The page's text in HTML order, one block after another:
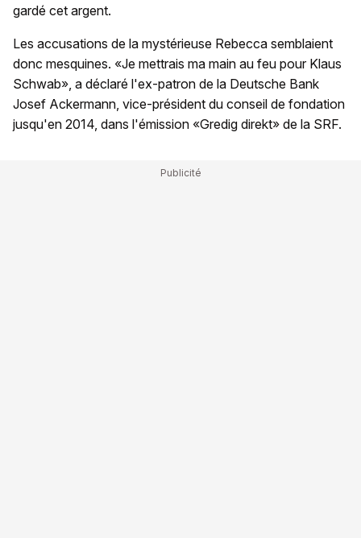
gardé cet argent.
Les accusations de la mystérieuse Rebecca semblaient
donc mesquines. «Je mettrais ma main au feu pour Klaus
Schwab», a déclaré l'ex-patron de la Deutsche Bank
Josef Ackermann, vice-président du conseil de fondation
jusqu'en 2014, dans l'émission «Gredig direkt» de la SRF.